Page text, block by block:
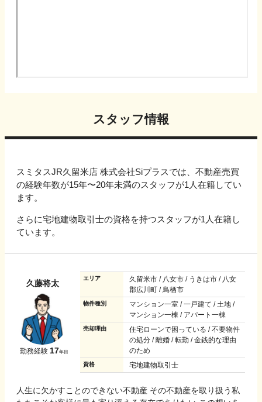
スタッフ情報
スミタスJR久留米店 株式会社Siプラスでは、不動産売買
の経験年数が15年〜20年未満のスタッフが1人在籍してい
ます。
さらに宅地建物取引士の資格を持つスタッフが1人在籍し
ています。
久藤将太
勤務経験 17年目
エリア
久留米市 / 八女市 / うきは市 / 八女
郡広川町 / 鳥栖市
物件種別
マンション一室 / 一戸建て / 土地 /
マンション一棟 / アパート一棟
売却理由
住宅ローンで困っている / 不要物件
の処分 / 離婚 / 転勤 / 金銭的な理由
のため
資格 宅地建物取引士
人生に欠かすことのできない不動産 その不動産を取り扱う私